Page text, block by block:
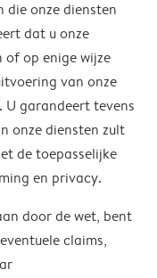
onze diensten
dat u onze
of op enige wijze
van onze
garandeert tevens
onze diensten zult
de toepasselijke
en privacy.
​​door de wet, bent
claims,